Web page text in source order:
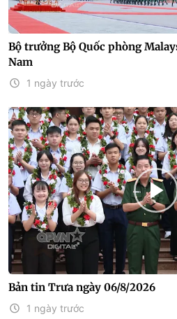
Bộ trưởng Bộ Quốc phòng
Nam
1 ngày trước
Bản tin Trưa ngày 06/8/2026
1 ngày trước